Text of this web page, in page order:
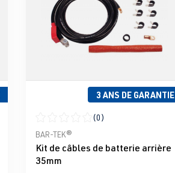
3 ANS DE GARANTIE
Note moyenne de 0 sur 5 étoiles
(0)
BAR-TEK®
Kit de câbles de batterie arrière
35mm